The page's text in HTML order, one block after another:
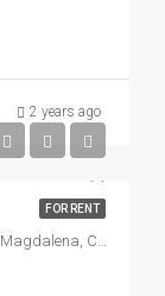
2 years ago
FOR RENT
Carrer de Sant Roc / Calle San Roque, Grup la Magdalena, Castelló de la Plana, la Plana Alta, Castelló / Castellón, Comunitat Valenciana, 12080, España